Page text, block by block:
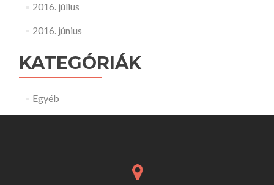
2016. július
2016. június
KATEGÓRIÁK
Egyéb